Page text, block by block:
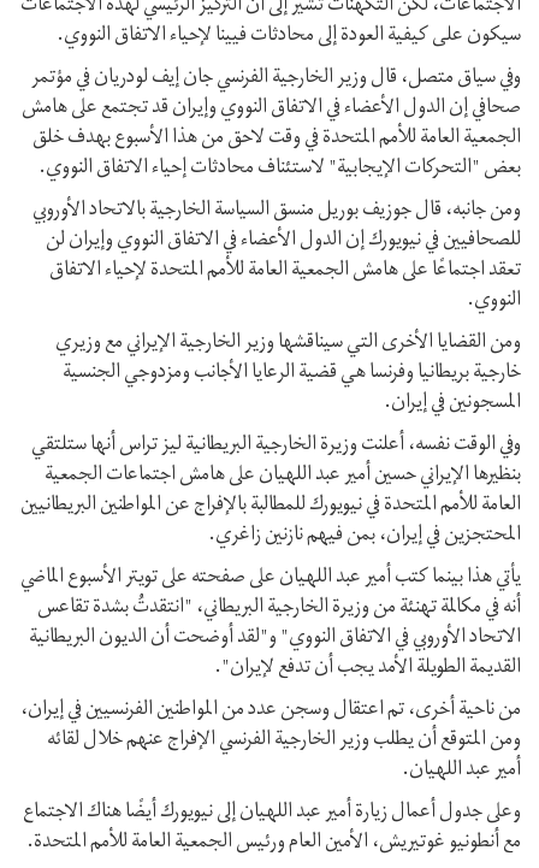
سيكون علی كيفية العودة إلى محادثات فيينا لإحياء الاتفاق النووي.
وفي سياق متصل، قال وزير الخارجية الفرنسي جان إيف لودريان في مؤتمر
صحافي إن الدول الأعضاء في الاتفاق النووي وإيران قد تجتمع على هامش
الجمعية العامة للأمم المتحدة في وقت لاحق من هذا الأسبوع بهدف خلق
بعض "التحركات الإيجابية" لاستئناف محادثات إحياء الاتفاق النووي.
ومن جانبه، قال جوزيف بوريل منسق السياسة الخارجية بالاتحاد الأوروبي
للصحافيين في نيويورك إن الدول الأعضاء في الاتفاق النووي وإيران لن
تعقد اجتماعًا على هامش الجمعية العامة للأمم المتحدة لإحياء الاتفاق
النووي.
ومن القضايا الأخرى التي سيناقشها وزير الخارجية الإيراني مع وزيري
خارجية بريطانيا وفرنسا هي قضية الرعايا الأجانب ومزدوجي الجنسية
المسجونين في إيران.
وفي الوقت نفسه، أعلنت وزيرة الخارجية البريطانية ليز تراس أنها ستلتقي
بنظيرها الإيراني حسين أمير عبد اللهيان على هامش اجتماعات الجمعية
العامة للأمم المتحدة في نيويورك للمطالبة بالإفراج عن المواطنين البريطانيين
المحتجزين في إيران، بمن فيهم نازنين زاغري.
يأتي هذا بينما كتب أمير عبد اللهيان على صفحته على تويتر الأسبوع الماضي
أنه في مكالمة تهنئة من وزيرة الخارجية البريطاني، "انتقدتُ بشدة تقاعس
الاتحاد الأوروبي في الاتفاق النووي" و"لقد أوضحت أن الديون البريطانية
القديمة الطويلة الأمد يجب أن تدفع لإيران".
من ناحية أخرى، تم اعتقال وسجن عدد من المواطنين الفرنسيين في إيران،
ومن المتوقع أن يطلب وزير الخارجية الفرنسي الإفراج عنهم خلال لقائه
أمير عبد اللهيان.
وعلى جدول أعمال زيارة أمير عبد اللهيان إلى نيويورك أيضًا هناك الاجتماع
مع أنطونيو غوتيريش، الأمين العام ورئيس الجمعية العامة للأمم المتحدة.